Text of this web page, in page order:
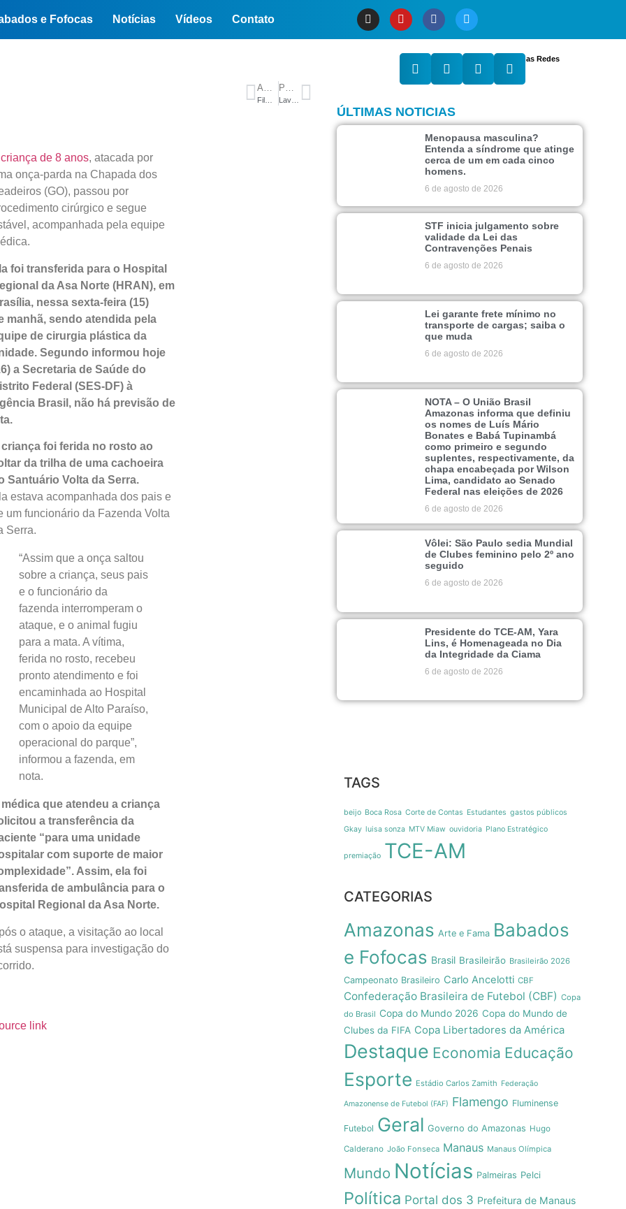
e Fofocas Notícias Vídeos Contato
criança de 8 anos, atacada por
onça-parda na Chapada dos
(GO), passou por
cirúrgico e segue
acompanhada pela equipe
foi transferida para o Hospital
da Asa Norte (HRAN), em
nessa sexta-feira (15)
manhã, sendo atendida pela
de cirurgia plástica da
Segundo informou hoje
a Secretaria de Saúde do
Federal (SES-DF) à
Brasil, não há previsão de
criança foi ferida no rosto ao
da trilha de uma cachoeira
Santuário Volta da Serra.
estava acompanhada dos pais e
um funcionário da Fazenda Volta
Serra.
“Assim que a onça saltou
sobre a criança, seus pais
e o funcionário da
fazenda interromperam o
ataque, e o animal fugiu
para a mata. A vítima,
ferida no rosto, recebeu
pronto atendimento e foi
encaminhada ao Hospital
Municipal de Alto Paraíso,
com o apoio da equipe
operacional do parque”,
informou a fazenda, em
nota.
médica que atendeu a criança
a transferência da
“para uma unidade
com suporte de maior
Assim, ela foi
de ambulância para o
Regional da Asa Norte.
o ataque, a visitação ao local
suspensa para investigação do
link
ANTERIOR
Filme sobre Lula custou R$ 12 milhões e foi feito ‘todo com dinheiro de empresas’, diz produtora
PRÓXIMO
Lavagem da Escadaria do Bixiga reafirma presença negra no centro de SP
Compartilhe nas Redes
ÚLTIMAS NOTICIAS
Menopausa masculina?
Entenda a síndrome que atinge
cerca de um em cada cinco
homens.
6 de agosto de 2026
STF inicia julgamento sobre
validade da Lei das
Contravenções Penais
6 de agosto de 2026
Lei garante frete mínimo no
transporte de cargas; saiba o
que muda
6 de agosto de 2026
NOTA – O União Brasil
Amazonas informa que definiu
os nomes de Luís Mário
Bonates e Babá Tupinambá
como primeiro e segundo
suplentes, respectivamente, da
chapa encabeçada por Wilson
Lima, candidato ao Senado
Federal nas eleições de 2026
6 de agosto de 2026
Vôlei: São Paulo sedia Mundial
de Clubes feminino pelo 2º ano
seguido
6 de agosto de 2026
Presidente do TCE-AM, Yara
Lins, é Homenageada no Dia
da Integridade da Ciama
6 de agosto de 2026
TAGS
beijo Boca Rosa Corte de Contas Estudantes gastos públicos
Gkay luisa sonza MTV Miaw ouvidoria Plano Estratégico
premiação TCE-AM
CATEGORIAS
Amazonas Arte e Fama Babados
e Fofocas Brasil Brasileirão Brasileirão 2026
Campeonato Brasileiro Carlo Ancelotti CBF
Confederação Brasileira de Futebol (CBF) Copa
do Brasil Copa do Mundo 2026 Copa do Mundo de
Clubes da FIFA Copa Libertadores da América
Destaque Economia Educação
Esporte Estádio Carlos Zamith Federação
Amazonense de Futebol (FAF) Flamengo Fluminense
Futebol Geral Governo do Amazonas Hugo
Calderano João Fonseca Manaus Manaus Olímpica
Mundo Notícias Palmeiras Pelci
Política Portal dos 3 Prefeitura de Manaus